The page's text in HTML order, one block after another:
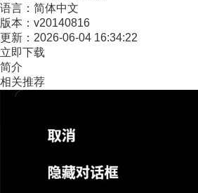
语言： 简体中文
版本： v20140816
更新： 2026-06-04 16:34:22
立即下载
简介
相关推荐